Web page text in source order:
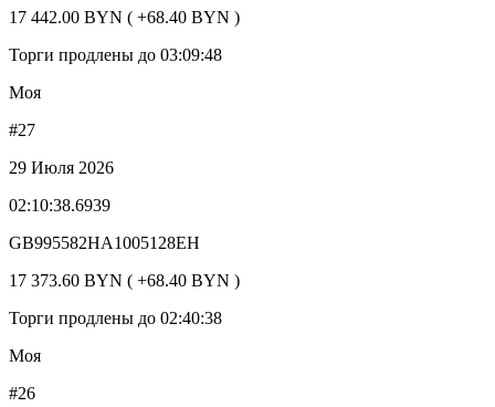
17 442.00 BYN ( +68.40 BYN )
Торги продлены до 03:09:48
Моя
#27
29 Июля 2026
02:10:38.6939
GB995582HA1005128EH
17 373.60 BYN ( +68.40 BYN )
Торги продлены до 02:40:38
Моя
#26